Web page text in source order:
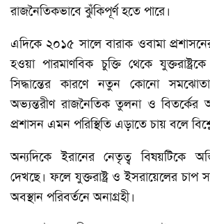
রাজনৈতিকভাবে ঝুঁকিপূর্ণ হতে পারে।
এদিকে ২০১৫ সালে বারাক ওবামা
হওয়া পারমাণবিক চুক্তি থেকে
সিদ্ধান্তের কারণে নতুন কোনো
অভ্যন্তরীণ রাজনৈতিক তুলনা ও বিতর্কের
প্রশাসন এমন পরিস্থিতি এড়াতে চায় বলে
অন্যদিকে ইরানের নেতৃত্ব বিষয়টিকে
দেখছে। ফলে যুক্তরাষ্ট্র ও ইসরায়েলের চাপ
অবস্থান পরিবর্তনে অনাগ্রহী।